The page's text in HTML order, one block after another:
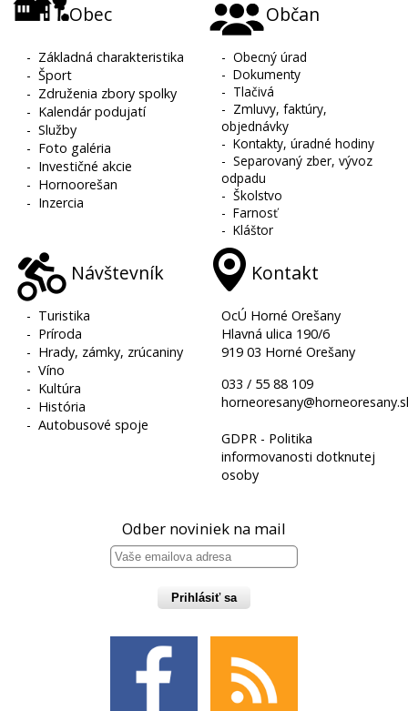
Obec
- Základná charakteristika
-Šport
- Združenia zbory spolky
- Kalendár podujatí
-Služby
- Foto galéria
- Investičné akcie
- Hornoorešan
- Inzercia
Občan
-Obecný úrad
-Dokumenty
- Tlačivá
- Zmluvy, faktúry,
objednávky
-Kontakty, úradné hodiny
-Separovaný zber, vývoz
odpadu
-Školstvo
-Farnosť
-Kláštor
Návštevník
- Turistika
- Príroda
- Hrady, zámky, zrúcaniny
-Víno
- Kultúra
- História
-Autobusové spoje
Kontakt
OcÚ Horné Orešany
Hlavná ulica 190/6
919 03 Horné Orešany
033 / 55 88 109
GDPR - Politika
informovanosti dotknutej
osoby
Odber noviniek na mail
Prihlásiť sa